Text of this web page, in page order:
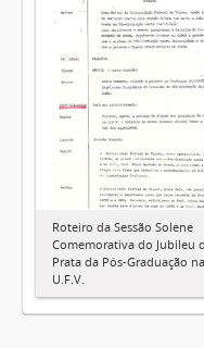
Roteiro da Sessão Solene
Comemorativa do Jubileu
Prata da Pós-Graduação na
U.F.V.